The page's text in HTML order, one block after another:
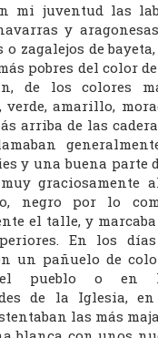
mi juventud las
y
o zagalejos de
pobres del color
de los colores
verde, amarillo,
arriba de las
y una buena parte
graciosamente
negro por lo
el talle, y
En los
un pañuelo de
pueblo o en
de la Iglesia,
las más